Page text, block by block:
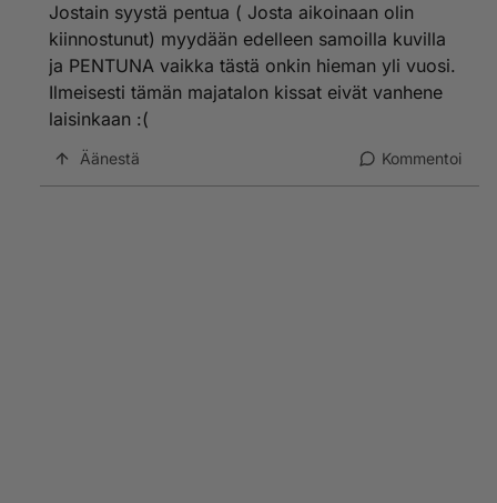
Jostain syystä pentua ( Josta aikoinaan olin
kiinnostunut) myydään edelleen samoilla kuvilla
ja PENTUNA vaikka tästä onkin hieman yli vuosi.
Ilmeisesti tämän majatalon kissat eivät vanhene
laisinkaan :(
Äänestä Kommentoi